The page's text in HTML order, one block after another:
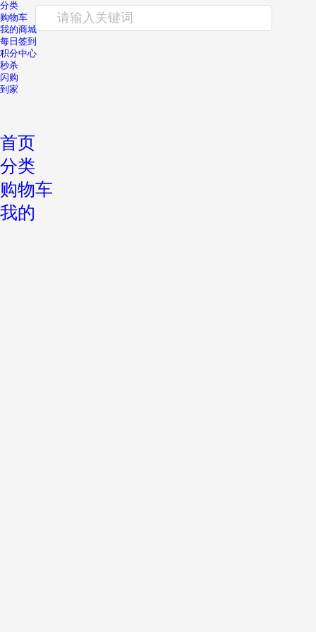
请输入关键词
分类
购物车
我的商城
每日签到
积分中心
秒杀
闪购
到家
首页
分类
购物车
我的